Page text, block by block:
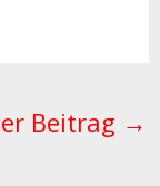
Beitrag →